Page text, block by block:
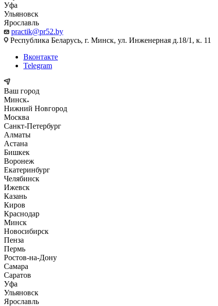
Уфа
Ульяновск
Ярославль
practik@pr52.by
Республика Беларусь, г. Минск, ул. Инженерная д.18/1, к. 11
Вконтакте
Telegram
Ваш город
Минск
Нижний Новгород
Москва
Санкт-Петербург
Алматы
Астана
Бишкек
Воронеж
Екатеринбург
Челябинск
Ижевск
Казань
Киров
Краснодар
Минск
Новосибирск
Пенза
Пермь
Ростов-на-Дону
Самара
Саратов
Уфа
Ульяновск
Ярославль